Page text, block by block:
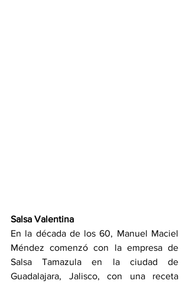
Salsa Valentina
En la década de los 60, Manuel Maciel
Méndez comenzó con la empresa de
Salsa Tamazula en la ciudad de
Guadalajara, Jalisco, con una receta